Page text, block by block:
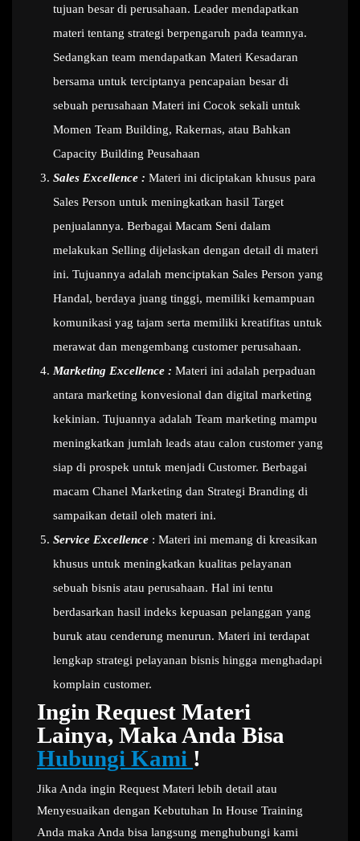
tujuan besar di perusahaan. Leader mendapatkan
materi tentang strategi berpengaruh pada teamnya.
Sedangkan team mendapatkan Materi Kesadaran
bersama untuk terciptanya pencapaian besar di
sebuah perusahaan Materi ini Cocok sekali untuk
Momen Team Building, Rakernas, atau Bahkan
Capacity Building Peusahaan
Sales Excellence : Materi ini diciptakan khusus para
Sales Person untuk meningkatkan hasil Target
penjualannya. Berbagai Macam Seni dalam
melakukan Selling dijelaskan dengan detail di materi
ini. Tujuannya adalah menciptakan Sales Person yang
Handal, berdaya juang tinggi, memiliki kemampuan
komunikasi yag tajam serta memiliki kreatifitas untuk
merawat dan mengembang customer perusahaan.
Marketing Excellence : Materi ini adalah perpaduan
antara marketing konvesional dan digital marketing
kekinian. Tujuannya adalah Team marketing mampu
meningkatkan jumlah leads atau calon customer yang
siap di prospek untuk menjadi Customer. Berbagai
macam Chanel Marketing dan Strategi Branding di
sampaikan detail oleh materi ini.
Service Excellence : Materi ini memang di kreasikan
khusus untuk meningkatkan kualitas pelayanan
sebuah bisnis atau perusahaan. Hal ini tentu
berdasarkan hasil indeks kepuasan pelanggan yang
buruk atau cenderung menurun. Materi ini terdapat
lengkap strategi pelayanan bisnis hingga menghadapi
komplain customer.
Ingin Request Materi
Lainya, Maka Anda Bisa
Hubungi Kami !
Jika Anda ingin Request Materi lebih detail atau
Menyesuaikan dengan Kebutuhan In House Training
Anda maka Anda bisa langsung menghubungi kami